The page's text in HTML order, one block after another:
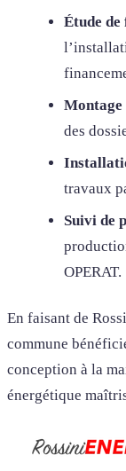
Étude
Montage
des
travaux
Suivi de
OPERAT.
En faisant de
commune
conception à la
énergétique